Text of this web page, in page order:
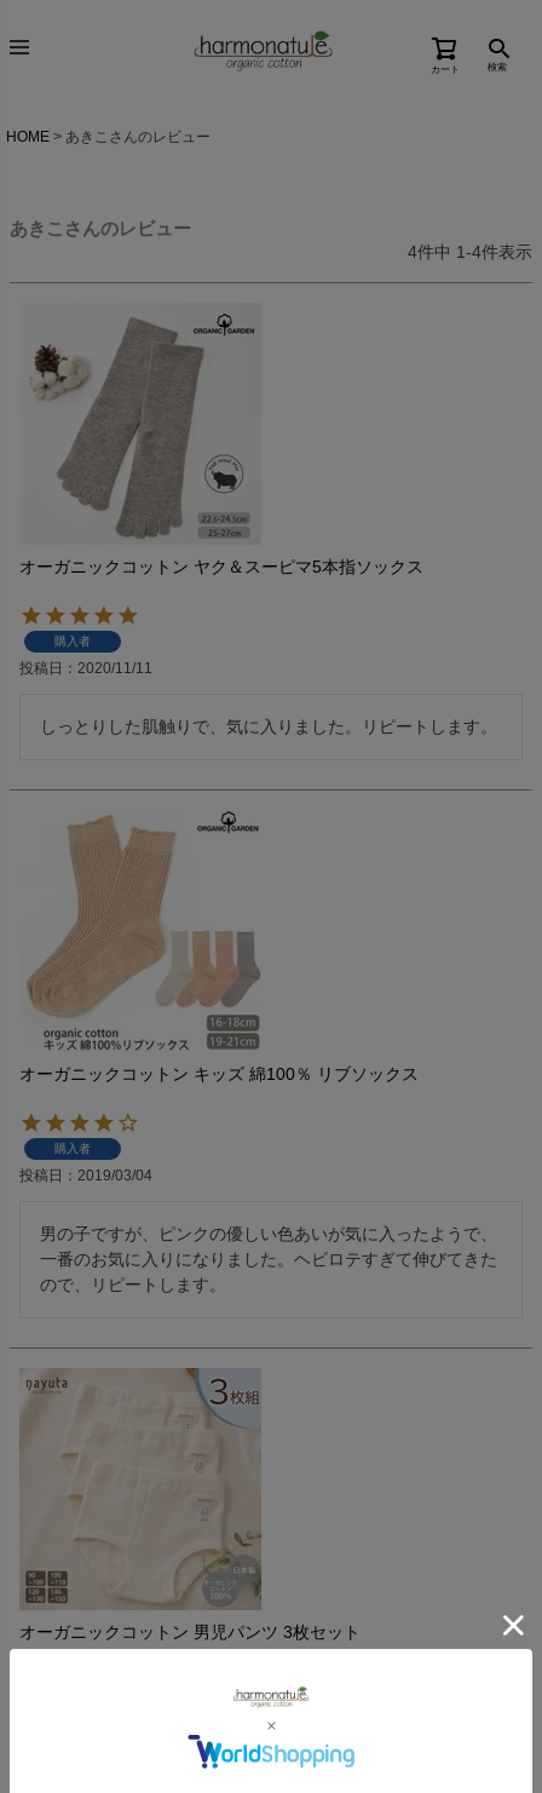
カート 検索
HOME あきこさんのレビュー
あきこさんのレビュー
4件中 1-4件表示
オーガニックコットン ヤク＆スーピマ5本指ソックス
購入者
投稿日 2020/11/11
しっとりした肌触りで、気に入りました。リピートします。
オーガニックコットン キッズ 綿100％ リブソックス
購入者
投稿日 2019/03/04
男の子ですが、ピンクの優しい色あいが気に入ったようで、
一番のお気に入りになりました。ヘビロテすぎて伸びてきた
ので、リピートします。
オーガニックコットン 男児パンツ 3枚セット